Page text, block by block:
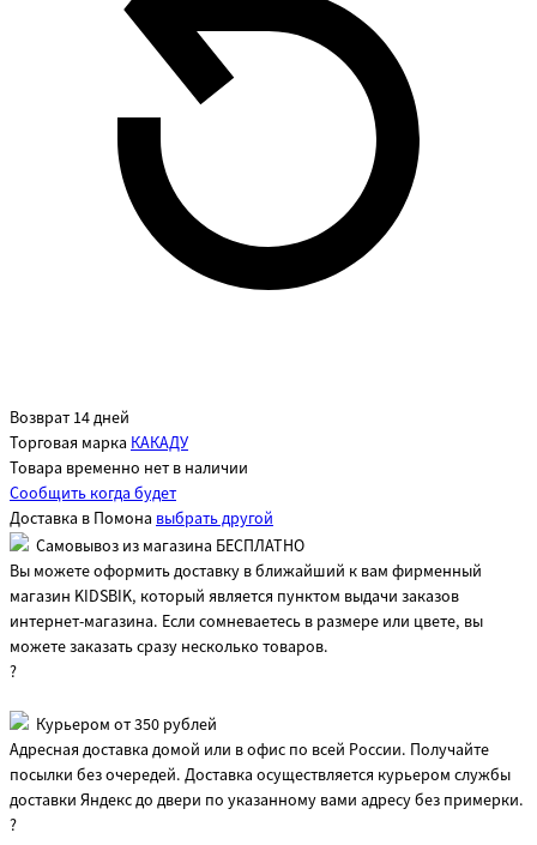
Возврат 14 дней
Торговая марка КАКАДУ
Товара временно нет в наличии
Сообщить когда будет
Доставка в Помона выбрать другой
Самовывоз из магазина БЕСПЛАТНО
Вы можете оформить доставку в ближайший к вам фирменный
магазин KIDSBIK, который является пунктом выдачи заказов
интернет-магазина. Если сомневаетесь в размере или цвете, вы
можете заказать сразу несколько товаров.
?
Курьером от 350 рублей
Адресная доставка домой или в офис по всей России. Получайте
посылки без очередей. Доставка осуществляется курьером службы
доставки Яндекс до двери по указанному вами адресу без примерки.
?